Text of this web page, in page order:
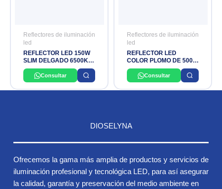
Reflectores de iluminación
led
REFLECTOR LED 150W
SLIM DELGADO 6500K
IP65 85-265V OPALUX
Consultar
Reflectores de iluminación
led
REFLECTOR LED
COLOR PLOMO DE 500W
LUZ BLANCA IP65 170–
270V EVERLEO
Consultar
DIOSELYNA
Ofrecemos la gama más amplia de productos y servicios de
iluminación profesional y tecnológica LED, para así asegurar
la calidad, garantía y preservación del medio ambiente en